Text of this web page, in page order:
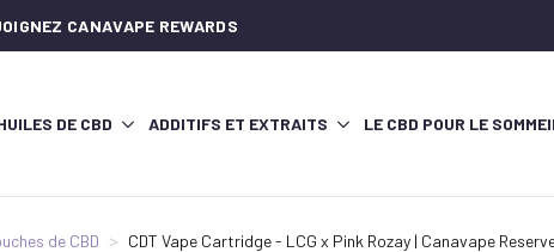
CANAVAPE REWARDS
DE CBD ADDITIFS ET EXTRAITS LE CBD POUR LE
de CBD CDT Vape Cartridge - LCG x Pink Rozay | Canavape